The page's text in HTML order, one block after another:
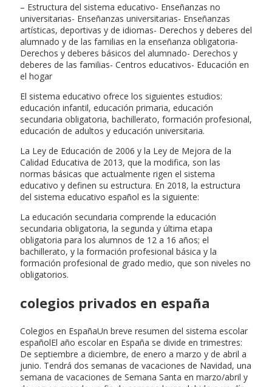
– Estructura del sistema educativo- Enseñanzas no
universitarias- Enseñanzas universitarias- Enseñanzas
artísticas, deportivas y de idiomas- Derechos y deberes del
alumnado y de las familias en la enseñanza obligatoria-
Derechos y deberes básicos del alumnado- Derechos y
deberes de las familias- Centros educativos- Educación en
el hogar
El sistema educativo ofrece los siguientes estudios:
educación infantil, educación primaria, educación
secundaria obligatoria, bachillerato, formación profesional,
educación de adultos y educación universitaria.
La Ley de Educación de 2006 y la Ley de Mejora de la
Calidad Educativa de 2013, que la modifica, son las
normas básicas que actualmente rigen el sistema
educativo y definen su estructura. En 2018, la estructura
del sistema educativo español es la siguiente:
La educación secundaria comprende la educación
secundaria obligatoria, la segunda y última etapa
obligatoria para los alumnos de 12 a 16 años; el
bachillerato, y la formación profesional básica y la
formación profesional de grado medio, que son niveles no
obligatorios.
colegios privados en españa
Colegios en EspañaUn breve resumen del sistema escolar
españolEl año escolar en España se divide en trimestres:
De septiembre a diciembre, de enero a marzo y de abril a
junio. Tendrá dos semanas de vacaciones de Navidad, una
semana de vacaciones de Semana Santa en marzo/abril y